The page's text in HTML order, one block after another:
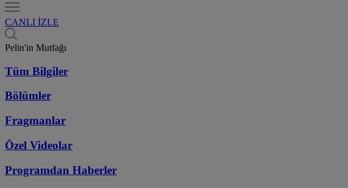
CANLI İZLE
Pelin'in Mutfağı
Tüm Bilgiler
Bölümler
Fragmanlar
Özel Videolar
Programdan Haberler